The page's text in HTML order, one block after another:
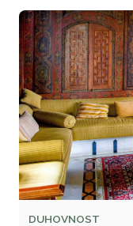
DUHOVNOST